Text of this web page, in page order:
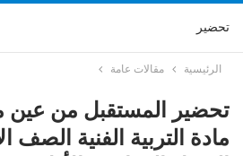
تحضير
الرئيسية مقالات عامة
تحضير المستقبل من عين
مادة التربية الفنية الصف